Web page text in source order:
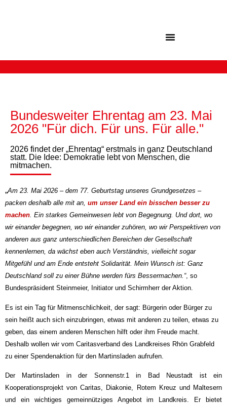
Bundesweiter Ehrentag am 23. Mai
2026 "Für dich. Für uns. Für alle."
2026 findet der „Ehrentag“ erstmals in ganz Deutschland
statt. Die Idee: Demokratie lebt von Menschen, die
mitmachen.
„Am 23. Mai 2026 – dem 77. Geburtstag unseres Grundgesetzes –
packen deshalb alle mit an, um unser Land ein bisschen besser zu
machen. Ein starkes Gemeinwesen lebt von Begegnung. Und dort, wo
wir einander begegnen, wo wir einander zuhören, wo wir Perspektiven von
anderen aus ganz unterschiedlichen Bereichen der Gesellschaft
kennenlernen, da wächst eben auch Verständnis, vielleicht sogar
Mitgefühl und am Ende entsteht Solidarität. Mein Wunsch ist: Ganz
Deutschland soll zu einer Bühne werden fürs Bessermachen.“, so
Bundespräsident Steinmeier, Initiator und Schirmherr der Aktion.
Es ist ein Tag für Mitmenschlichkeit, der sagt: Bürgerin oder Bürger zu
sein heißt auch sich einzubringen, etwas mit anderen zu teilen, etwas zu
geben, das einem anderen Menschen hilft oder ihm Freude macht.
Deshalb wollen wir vom Caritasverband des Landkreises Rhön Grabfeld
zu einer Spendenaktion für den Martinsladen aufrufen.
Der Martinsladen in der Sonnenstr.1 in Bad Neustadt ist ein
Kooperationsprojekt von Caritas, Diakonie, Rotem Kreuz und Maltesern
und ein wichtiges gemeinnütziges Angebot im Landkreis. Er bietet